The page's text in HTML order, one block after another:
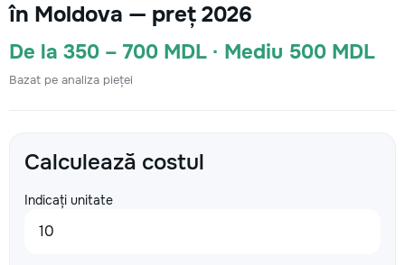
în Moldova — preț 2026
De la 350 – 700 MDL · Mediu 500 MDL
Bazat pe analiza pieței
Calculează costul
Indicați unitate